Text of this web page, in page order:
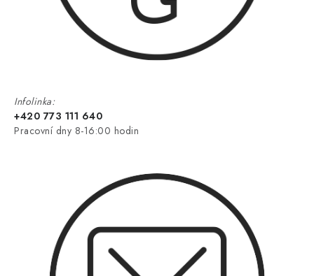
Infolinka:
+420 773 111 640
Pracovní dny 8-16:00 hodin